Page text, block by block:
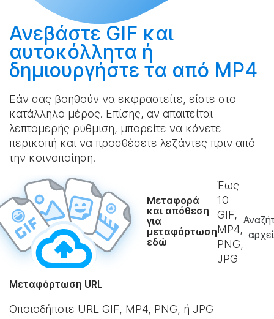
Ανεβάστε GIF και
αυτοκόλλητα ή
δημιουργήστε τα από MP4
Εάν σας βοηθούν να εκφραστείτε, είστε στο
κατάλληλο μέρος. Επίσης, αν απαιτείται
λεπτομερής ρύθμιση, μπορείτε να κάνετε
περικοπή και να προσθέσετε λεζάντες πριν από
την κοινοποίηση.
Μεταφορά
και απόθεση
για
μεταφόρτωση
εδώ
Έως
10
GIF,
MP4,
PNG,
JPG
Μεταφόρτωση URL
Οποιοδήποτε URL GIF, MP4, PNG, ή JPG